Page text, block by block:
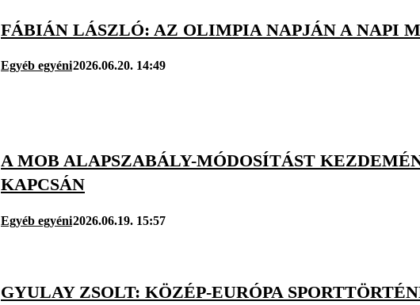
FÁBIÁN LÁSZLÓ: AZ OLIMPIA NAPJÁN A NAPI
Egyéb egyéni2026.06.20. 14:49
A MOB ALAPSZABÁLY-MÓDOSÍTÁST
KAPCSÁN
Egyéb egyéni2026.06.19. 15:57
GYULAY ZSOLT: KÖZÉP-EURÓPA